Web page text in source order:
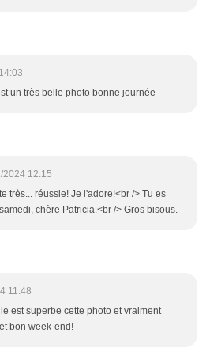
un très belle photo bonne journée
2024 12:15
très... réussie! Je l'adore!<br /> Tu es
chère Patricia.<br /> Gros bisous.
11:48
est superbe cette photo et vraiment
bon week-end!